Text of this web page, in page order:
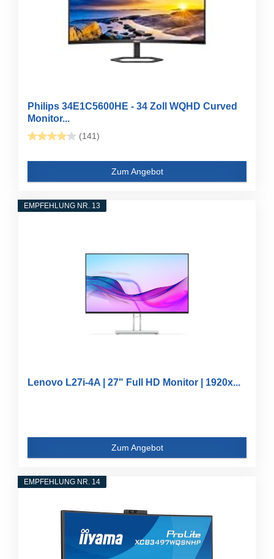
Philips 34E1C5600HE - 34 Zoll WQHD Curved
Monitor...
(141)
Zum Angebot
EMPFEHLUNG NR. 13
Lenovo L27i-4A | 27" Full HD Monitor | 1920x...
Zum Angebot
EMPFEHLUNG NR. 14